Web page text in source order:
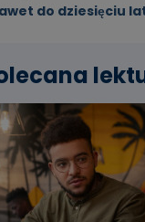
do dziesięciu